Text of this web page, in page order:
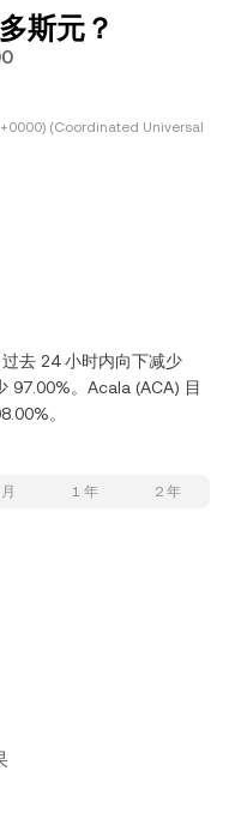
斯元？
(Coordinated Universal
去 24 小时内向下减少
97.00%。Acala (ACA) 目
。
1 年 2 年